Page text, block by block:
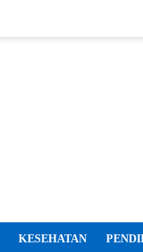
KESEHATAN